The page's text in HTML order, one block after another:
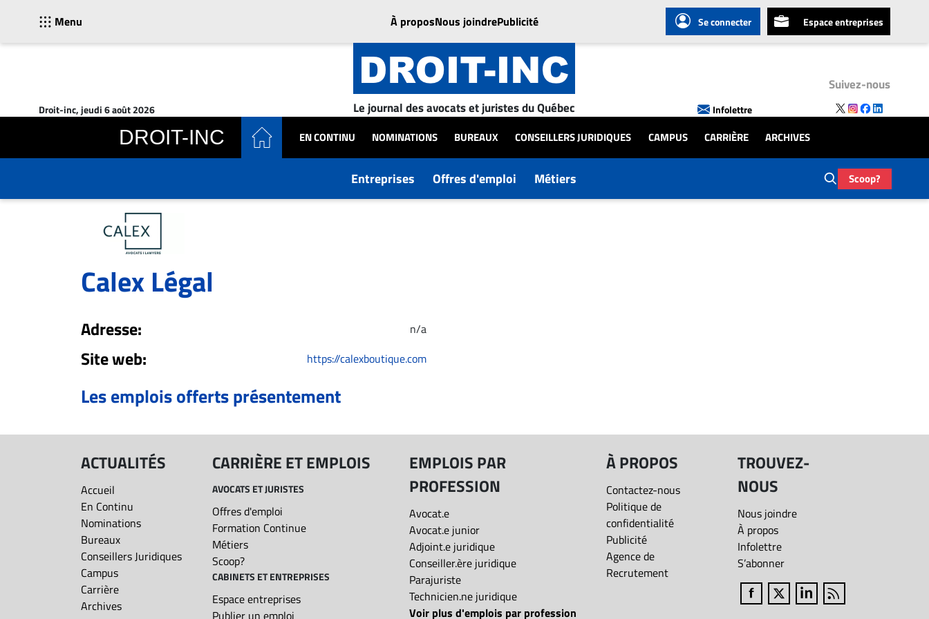
Menu À proposNous joindrePublicité Se connecter Espace entreprises
Droit-inc, jeudi 6 août 2026 Le journal des avocats et juristes du Québec Infolettre
Suivez-nous
DROIT-INC EN CONTINU NOMINATIONS BUREAUX CONSEILLERS JURIDIQUES CAMPUS CARRIÈRE ARCHIVES
Entreprises Offres d'emploi Métiers Scoop?
En
Nominations
Conseillers
EMPLOIS
JURISTES
Calex Légal
Adresse: n/a
Site web: https://calexboutique.com
Les emplois offerts présentement
ACTUALITÉS
Accueil
En Continu
Nominations
Bureaux
Conseillers Juridiques
Campus
Carrière
Archives
CARRIÈRE ET EMPLOIS
AVOCATS ET JURISTES
Offres d'emploi
Formation Continue
Métiers
Scoop?
CABINETS ET ENTREPRISES
Espace entreprises
Publier un emploi
EMPLOIS PAR
PROFESSION
Avocat.e
Avocat.e junior
Adjoint.e juridique
Conseiller.ère juridique
Parajuriste
Technicien.ne juridique
Voir plus d'emplois par profession
À PROPOS
Contactez-nous
Politique de
confidentialité
Publicité
Agence de
Recrutement
TROUVEZ-
NOUS
Nous joindre
À propos
Infolettre
S’abonner